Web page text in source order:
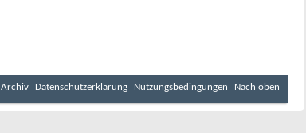
Archiv Datenschutzerklärung Nutzungsbedingungen Nach oben